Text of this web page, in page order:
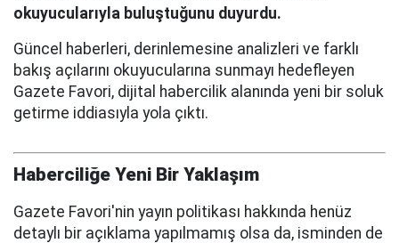
okuyucularıyla buluştuğunu duyurdu.
Güncel haberleri, derinlemesine analizleri ve farklı
bakış açılarını okuyucularına sunmayı hedefleyen
Gazete Favori, dijital habercilik alanında yeni bir soluk
getirme iddiasıyla yola çıktı.
Haberciliğe Yeni Bir Yaklaşım
Gazete Favori'nin yayın politikası hakkında henüz
detaylı bir açıklama yapılmamış olsa da, isminden de